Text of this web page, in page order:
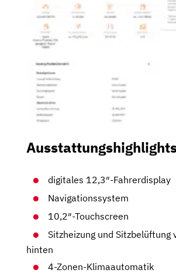
digitales 12,3″-Fahrerdisplay
Navigationssystem
10,2″-Touchscreen
Sitzheizung und Sitzbelüftung
hinten
4-Zonen-Klimaautomatik